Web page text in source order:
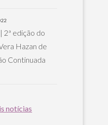
2ª edição do
Hazan de
Continuada
notícias